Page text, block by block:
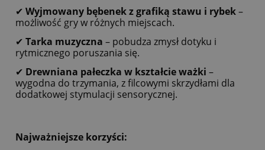
✔ Wyjmowany bębenek z grafiką stawu i rybek–
możliwość gry w różnych miejscach.
✔ Tarka muzyczna – pobudza zmysł dotyku i
rytmicznego poruszania się.
✔ Drewniana pałeczka w kształcie ważki –
wygodna do trzymania, z filcowymi skrzydłami dla
dodatkowej stymulacji sensorycznej.
Najważniejsze korzyści: